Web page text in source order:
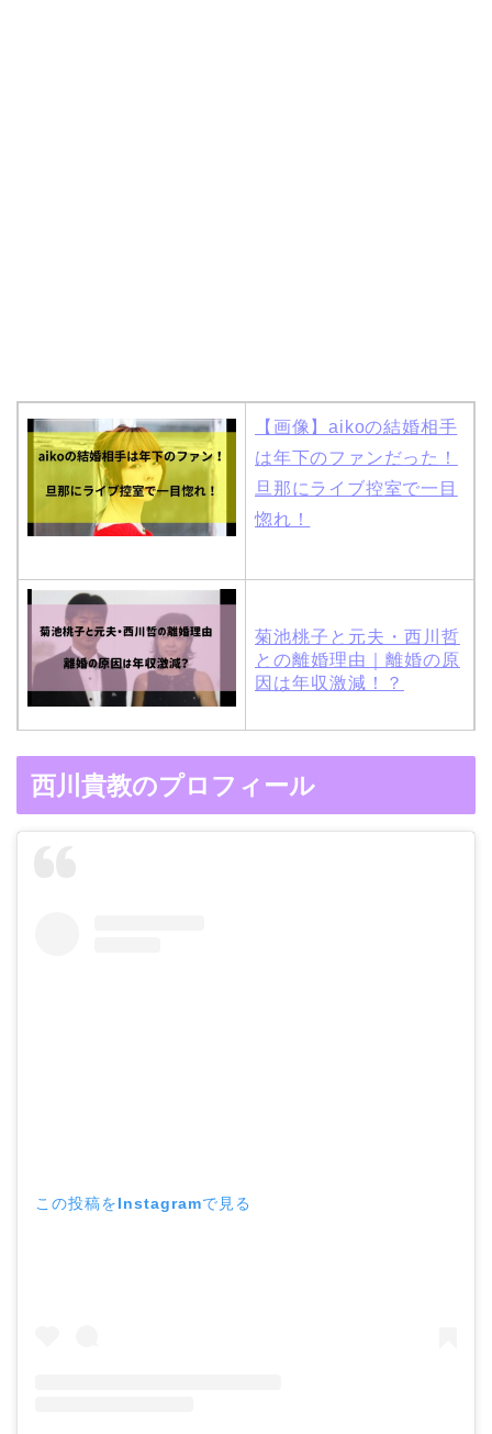
【画像】aikoの結婚相手
は年下のファンだった！
旦那にライブ控室で一目
惚れ！
菊池桃子と元夫・西川哲
との離婚理由｜離婚の原
因は年収激減！？
の馴れ初めは「SMAP×S
MAP」！憧れの人との共
西川貴教のプロフィール
この投稿をInstagramで見る